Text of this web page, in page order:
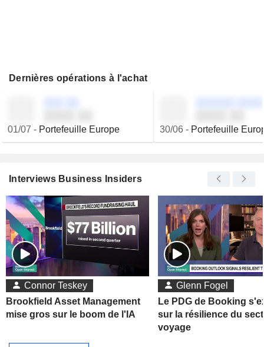
Dernières opérations à l'achat
01/07 - Portefeuille Europe 30/06- Portefeuille
Interviews Business Insiders
Connor Teskey
Brookfield Asset Management
mise gros sur le boom de l'IA
Glenn Fogel
Le PDG de Booking
sur la résilience du
voyage